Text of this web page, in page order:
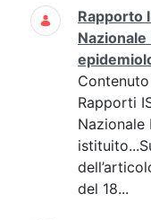
Rapporto
Rapporti
Nazionale
del 18...